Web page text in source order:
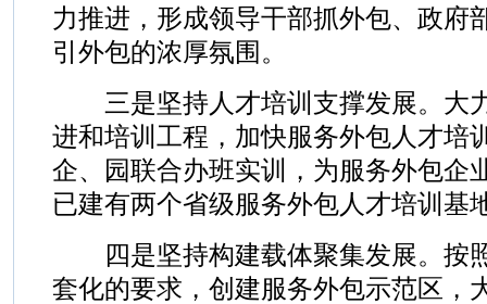
力推进，形成领导干部抓外包、政府
引外包的浓厚氛围。
三是坚持人才培训支撑发展。大
进和培训工程，加快服务外包人才培
企、园联合办班实训，为服务外包企
已建有两个省级服务外包人才培训基
四是坚持构建载体聚集发展。按
套化的要求，创建服务外包示范区，